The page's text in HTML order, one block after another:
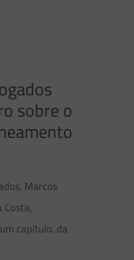
sobre o
Marcos
Costa,
capítulo, da